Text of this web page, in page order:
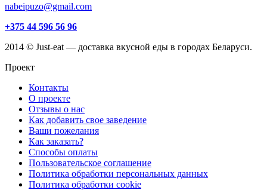
nabeipuzo@gmail.com
+375 44 596 56 96
2014 © Just-eat — доставка вкусной еды в городах Беларуси.
Проект
Контакты
О проекте
Отзывы о нас
Как добавить свое заведение
Ваши пожелания
Как заказать?
Способы оплаты
Пользовательское соглашение
Политика обработки персональных данных
Политика обработки cookie